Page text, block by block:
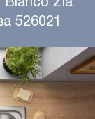
526021